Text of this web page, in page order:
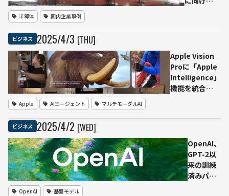
販売
開始
ーー
製
ル空
間で
可視
化
後工程でパ
イロットラ
イン立ち上
げへ
半導体 国内企業事例
ビジネス 2025/4/3 [THU]
Apple Vision
Proに「Apple
Intelligence」
機能を統合
ーから
Apple AIエージェント マルチモーダルAI
ビジネス 2025/4/2 [WED]
OpenAI、
GPT-2以
来の訓練
済みパラ
OpenAI 基盤モデル